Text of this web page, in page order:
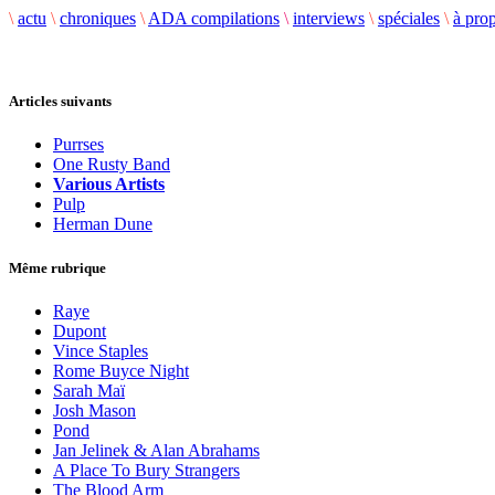
\ actu \ chroniques \ ADA compilations \ interviews \ spéciales \ à
Articles suivants
Purrses
One Rusty Band
Various Artists
Pulp
Herman Dune
Même rubrique
Raye
Dupont
Vince Staples
Rome Buyce Night
Sarah Maï
Josh Mason
Pond
Jan Jelinek & Alan Abrahams
A Place To Bury Strangers
The Blood Arm